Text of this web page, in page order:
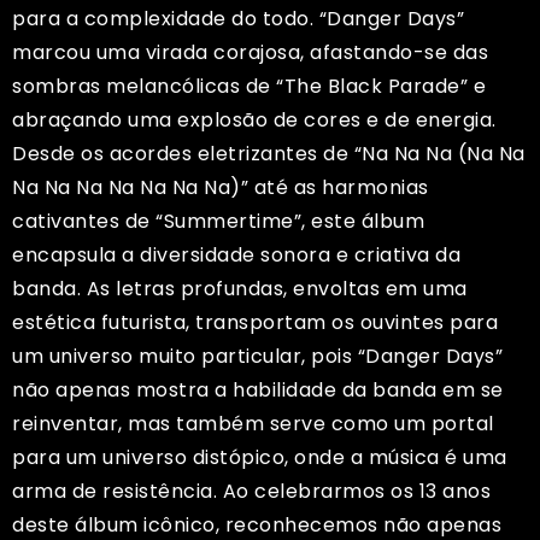
para a complexidade do todo. “Danger Days”
marcou uma virada corajosa, afastando-se das
sombras melancólicas de “The Black Parade” e
abraçando uma explosão de cores e de energia.
Desde os acordes eletrizantes de “Na Na Na (Na Na
Na Na Na Na Na Na Na)” até as harmonias
cativantes de “Summertime”, este álbum
encapsula a diversidade sonora e criativa da
banda. As letras profundas, envoltas em uma
estética futurista, transportam os ouvintes para
um universo muito particular, pois “Danger Days”
não apenas mostra a habilidade da banda em se
reinventar, mas também serve como um portal
para um universo distópico, onde a música é uma
arma de resistência. Ao celebrarmos os 13 anos
deste álbum icônico, reconhecemos não apenas